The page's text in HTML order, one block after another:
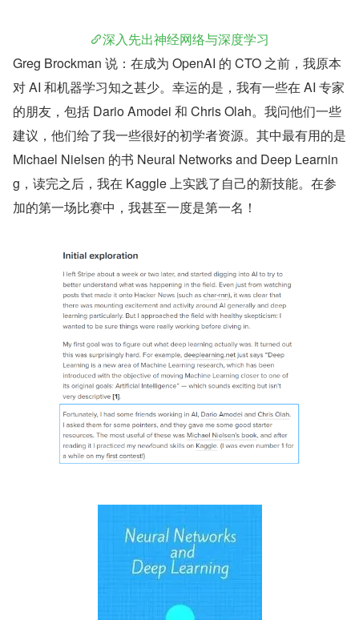
深入先出神经网络与深度学习
Greg Brockman 说：在成为 OpenAI 的 CTO 之前，我原本
对 AI 和机器学习知之甚少。幸运的是，我有一些在 AI 专家
的朋友，包括 Dario Amodei 和 Chris Olah。我问他们一些
建议，他们给了我一些很好的初学者资源。其中最有用的是
Michael Nielsen 的书 Neural Networks and Deep Learnin
g，读完之后，我在 Kaggle 上实践了自己的新技能。在参
加的第一场比赛中，我甚至一度是第一名！